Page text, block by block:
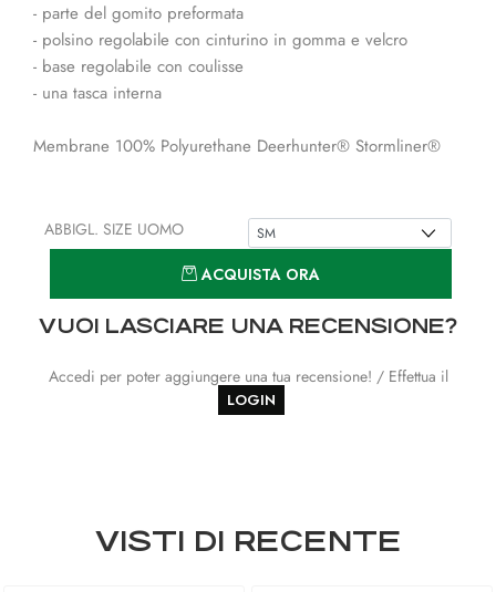
- parte del gomito preformata
- polsino regolabile con cinturino in gomma e velcro
- base regolabile con coulisse
- una tasca interna
Membrane 100% Polyurethane Deerhunter® Stormliner®
ABBIGL. SIZE UOMO
ACQUISTA ORA
VUOI LASCIARE UNA RECENSIONE?
Accedi per poter aggiungere una tua recensione! / Effettua il
LOGIN
VISTI DI RECENTE